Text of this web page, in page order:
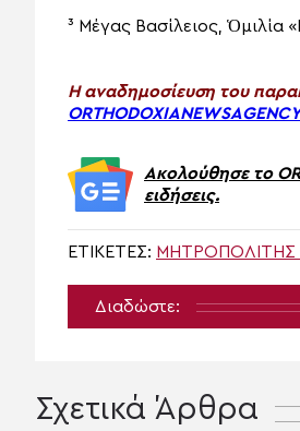
³ Μέγας Βασίλειος, Ὁμιλία
H αναδημοσίευση του
Ακολούθησε το
ειδήσεις.
ΕΤΙΚΈΤΕΣ: ΜΗΤΡΟΠΟΛΊΤΗΣ
Διαδώστε:
Σχετικά Άρθρα